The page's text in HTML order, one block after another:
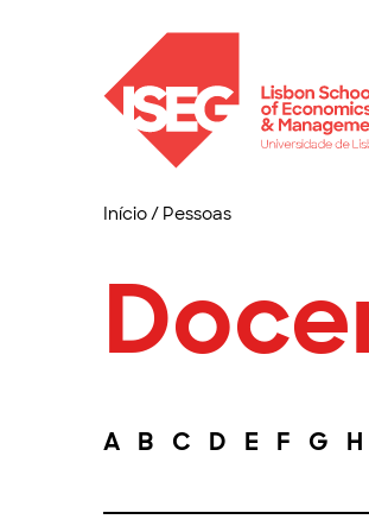
Início/ Pessoas
A B C D E F G H